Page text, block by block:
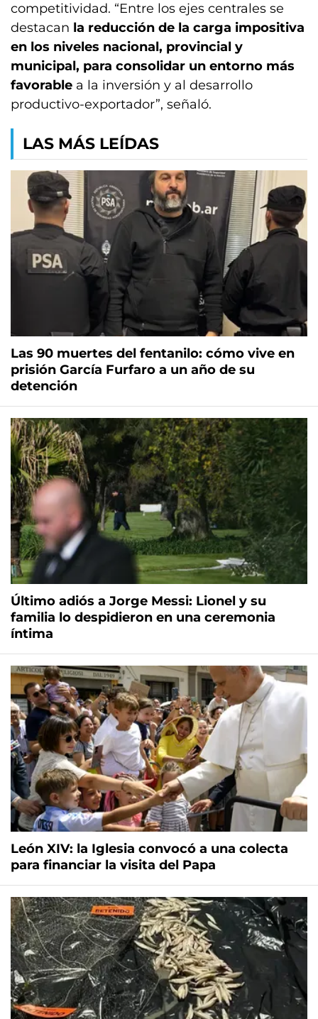
competitividad. “Entre los ejes centrales se
destacan la reducción de la carga impositiva
en los niveles nacional, provincial y
municipal, para consolidar un entorno más
favorable a la inversión y al desarrollo
productivo-exportador”, señaló.
LAS MÁS LEÍDAS
Las 90 muertes del fentanilo: cómo vive en
prisión García Furfaro a un año de su
detención
Último adiós a Jorge Messi: Lionel y su
familia lo despidieron en una ceremonia
íntima
León XIV: la Iglesia convocó a una colecta
para financiar la visita del Papa